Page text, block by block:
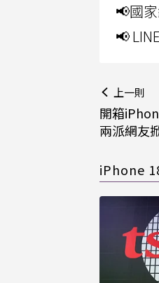
📢國
📢
上一則
開箱
兩派網友
iPhone